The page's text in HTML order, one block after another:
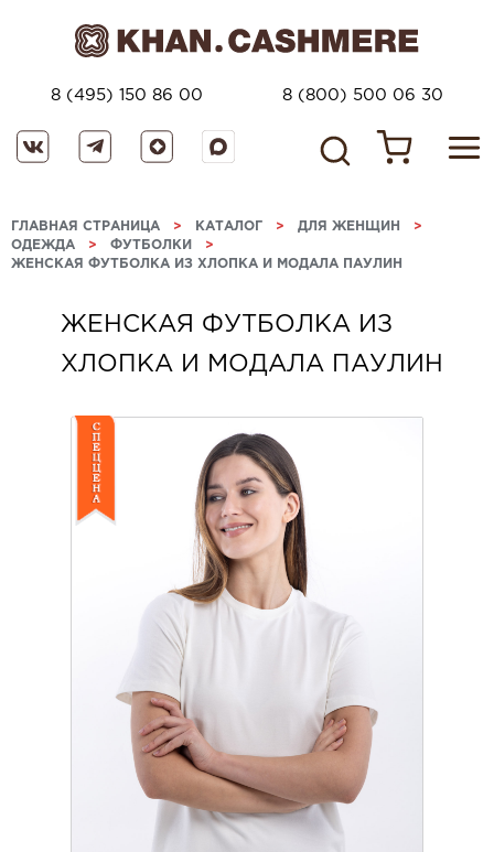
8 (495) 150 86 00 8 (800) 500 06 30
ГЛАВНАЯ СТРАНИЦА > КАТАЛОГ > ДЛЯ ЖЕНЩИН >
ОДЕЖДА > ФУТБОЛКИ >
ЖЕНСКАЯ ФУТБОЛКА ИЗ ХЛОПКА И МОДАЛА ПАУЛИН
ЖЕНСКАЯ ФУТБОЛКА ИЗ
ХЛОПКА И МОДАЛА ПАУЛИН